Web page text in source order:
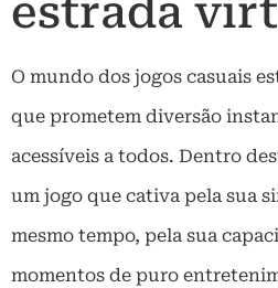
estrada
O mundo dos jogos casuais
que prometem diversão
acessíveis a todos. Dentro
um jogo que cativa pela sua
mesmo tempo, pela sua
momentos de puro